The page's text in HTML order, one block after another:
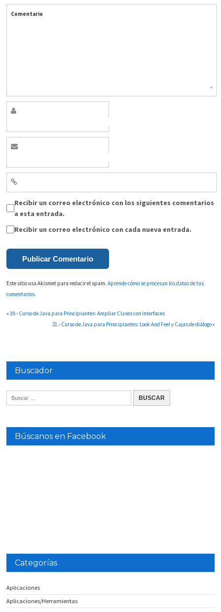
Comentario
Recibir un correo electrónico con los siguientes comentarios
a esta entrada.
Recibir un correo electrónico con cada nueva entrada.
Este sitio usa Akismet para reducir el spam.Aprende cómo se procesan los datos de tus
comentarios.
«19.- Curso de Java para Principiantes: Ampliar Clases con Interfaces
21.- Curso de Java para Principiantes: Look And Feel y Cajas de diálogo»
Buscador
Búscanos en Facebook
Categorías
Aplicaciones
Aplicaciones/Herramientas